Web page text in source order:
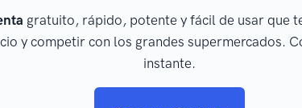
gratuito, rápido, potente y fácil de usar que
y competir con los grandes supermercados.
instante.